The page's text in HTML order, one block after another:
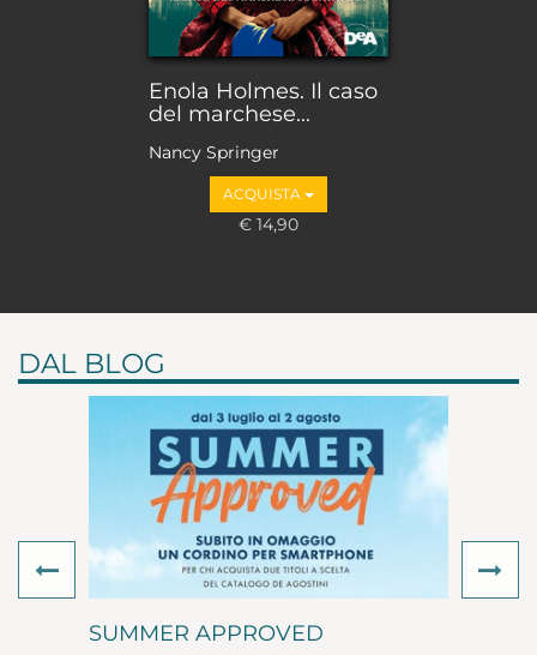
Enola Holmes. Il caso
del marchese...
Nancy Springer
ACQUISTA
€ 14,90
DAL BLOG
SUMMER APPROVED
Previous